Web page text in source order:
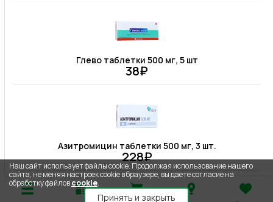
Глево таблетки 500 мг, 5 шт
38₽
Азитромицин таблетки 500 мг, 3 шт.
228₽
Наш сайт использует файлы cookie. Продолжая использование нашего
сайта, не меняя настроек cookie в браузере, вы даете согласие на
обработку файловcookie.
Принять и закрыть